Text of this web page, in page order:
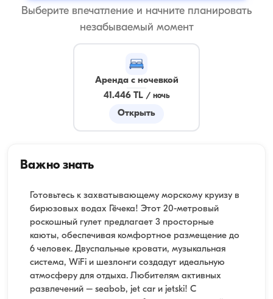
Выберите впечатление и начните планировать
незабываемый момент
Аренда с ночевкой
41.446 TL/ ночь
Открыть
Важно знать
Готовьтесь к захватывающему морскому круизу в
бирюзовых водах Гёчека! Этот 20-метровый
роскошный гулет предлагает 3 просторные
каюты, обеспечивая комфортное размещение до
6 человек. Двуспальные кровати, музыкальная
система, WiFi и шезлонги создадут идеальную
атмосферу для отдыха. Любителям активных
развлечений – seabob, jet car и jetski! С